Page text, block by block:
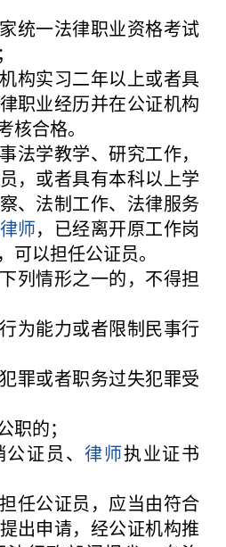
一法律职业资格考试
实习二年以上或者具
职业经历并在公证机构
核合格。
学教学、研究工作，
，或者具有本科以上学
、法制工作、法律服务
律师，已经离开原工作岗
可以担任公证员。
情形之一的，不得担
能力或者限制民事行
或者职务过失犯罪受
的；
证员、律师执业证书
公证员，应当由符合
出申请，经公证机构推